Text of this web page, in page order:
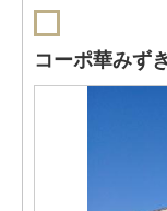
コーポ華みずき